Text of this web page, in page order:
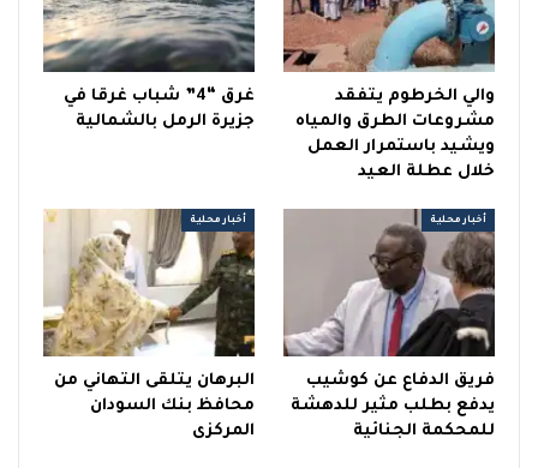
والي الخرطوم يتفقد
مشروعات الطرق والمياه
ويشيد باستمرار العمل
خلال عطلة العيد
غرق “4” شباب غرقا في
جزيرة الرمل بالشمالية
أخبار محلية
فريق الدفاع عن كوشيب
يدفع بطلب مثير للدهشة
للمحكمة الجنائية
أخبار محلية
البرهان يتلقى التهاني من
محافظ بنك السودان
المركزى